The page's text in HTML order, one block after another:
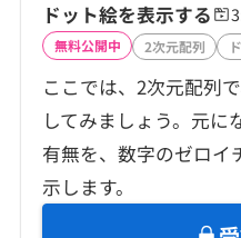
ドット絵を表示する
無料公開中 2次元配列
ここでは、2次元配列
してみましょう。元に
有無を、数字のゼロイ
示します。